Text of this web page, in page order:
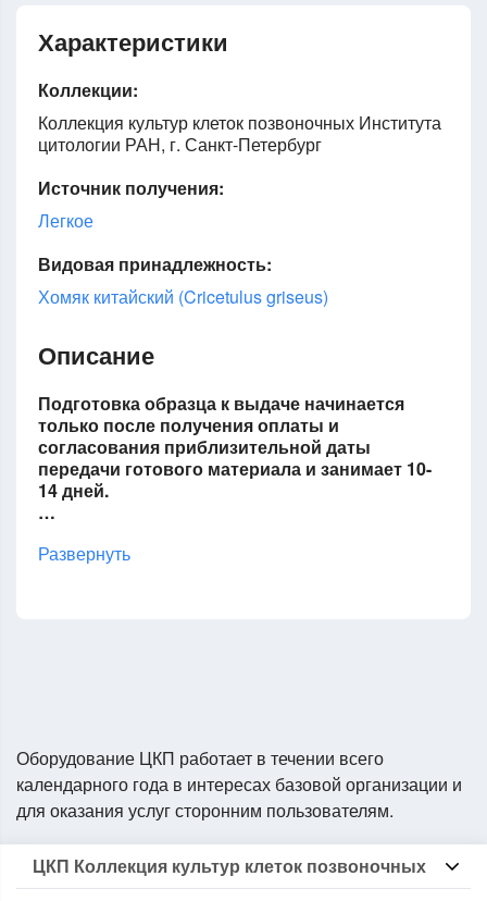
Характеристики
Коллекции:
Коллекция культур клеток позвоночных Института
цитологии РАН, г. Санкт-Петербург
Источник получения:
Легкое
Видовая принадлежность:
Хомяк китайский (Cricetulus griseus)
Описание
Подготовка образца к выдаче начинается
только после получения оплаты и
согласования приблизительной даты
передачи готового материала и занимает 10-
14 дней.
…
Развернуть
Оборудование ЦКП работает в течении всего
календарного года в интересах базовой организации и
для оказания услуг сторонним пользователям.
ЦКП Коллекция культур клеток позвоночных
Информация о ЦКП КККП